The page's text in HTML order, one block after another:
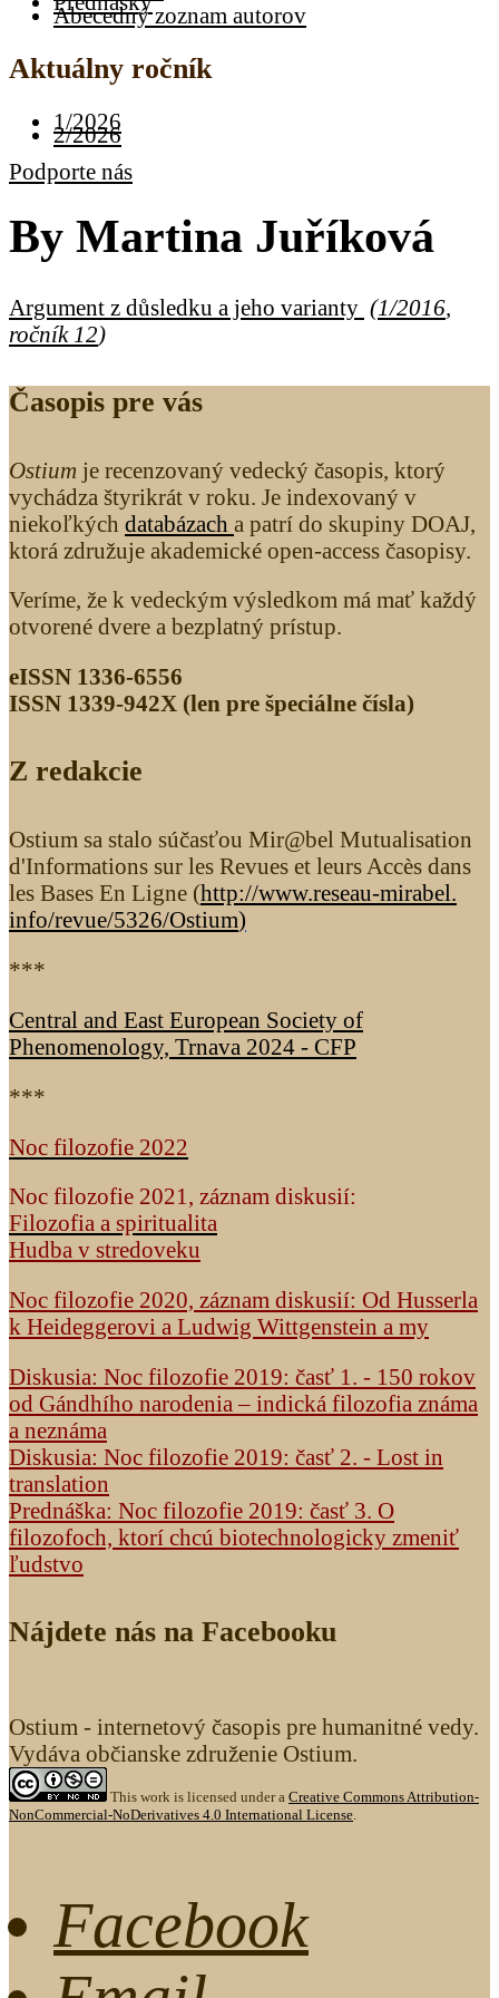
Abecedný zoznam autorov
Aktuálny ročník
1/2026
2/2026
Podporte nás
By Martina Juříková
Argument z důsledku a jeho varianty (1/2016
ročník 12)
Časopis pre vás
Ostium je recenzovaný vedecký časopis, ktorý
vychádza štyrikrát v roku. Je indexovaný v
niekoľkých databázach a patrí do skupiny DOAJ,
ktorá združuje akademické open-access časopisy.
Veríme, že k vedeckým výsledkom má mať každý
otvorené dvere a bezplatný prístup.
eISSN 1336-6556
ISSN 1339­-942X (len pre špeciálne čísla)
Z redakcie
Ostium sa stalo súčasťou Mir@bel Mutualisation
d'Informations sur les Revues et leurs Accès dans
les Bases En Ligne (http://www.reseau-mirabel.
info/revue/5326/Ostium)
***
Central and East European Society of
Phenomenology, Trnava 2024 - CFP
***
Noc filozofie 2022
Noc filozofie 2021, záznam diskusií:
Filozofia a spiritualita
Hudba v stredoveku
Noc filozofie 2020, záznam diskusií: Od Husserla
k Heideggerovi a Ludwig Wittgenstein a my
Diskusia: Noc filozofie 2019: časť 1. - 150 rokov
od Gándhího narodenia – indická filozofia známa
a neznáma
Diskusia: Noc filozofie 2019: časť 2. - Lost in
translation
Prednáška: Noc filozofie 2019: časť 3. O
filozofoch, ktorí chcú biotechnologicky zmeniť
ľudstvo
Nájdete nás na Facebooku
Ostium - internetový časopis pre humanitné vedy.
Vydáva občianske združenie Ostium.
This work is licensed under a Creative Commons Attribution-
NonCommercial-NoDerivatives 4.0 International License.
Facebook